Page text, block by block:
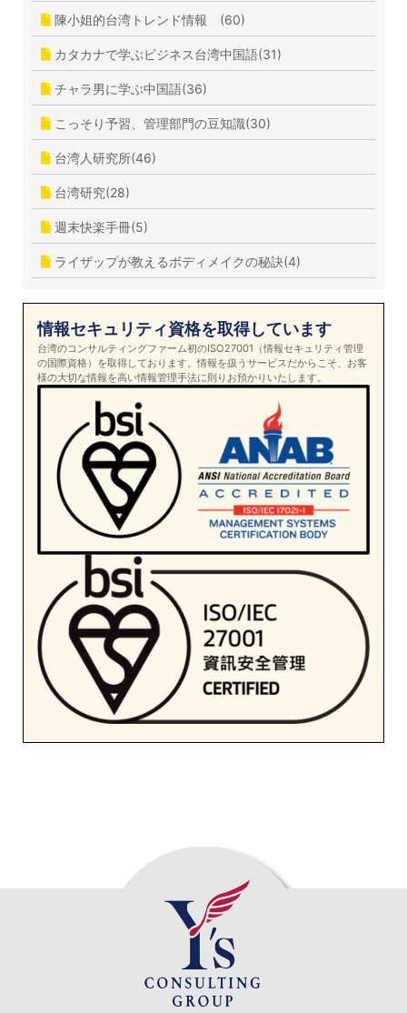
陳小姐的台湾トレンド情報 (60)
カタカナで学ぶビジネス台湾中国語(31)
チャラ男に学ぶ中国語(36)
こっそり予習、管理部門の豆知識(30)
台湾人研究所(46)
台湾研究(28)
週末快楽手冊(5)
ライザップが教えるボディメイクの秘訣(4)
情報セキュリティ資格を取得しています
台湾のコンサルティングファーム初のISO27001（情報セキュリティ管理
の国際資格）を取得しております。情報を扱うサービスだからこそ、お客
様の大切な情報を高い情報管理手法に則りお預かりいたします。